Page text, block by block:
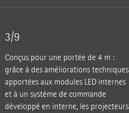
3/9
Conçus pour une portée de 4 m :
grâce à des améliorations techniques
apportées aux modules LED internes
et à un système de commande
développé en interne, les projecteurs